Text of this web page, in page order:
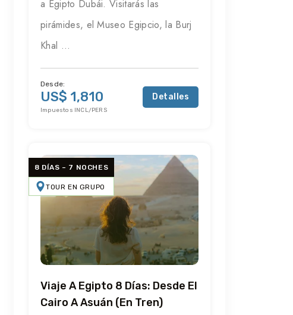
a Egipto Dubái. Visitarás las
pirámides, el Museo Egipcio, la Burj
Khal ...
Desde:
US$ 1,810
Impuestos INCL/PERS
Detalles
8 DÍAS – 7 NOCHES
TOUR EN GRUPO
Viaje A Egipto 8 Días: Desde El
Cairo A Asuán (en Tren)